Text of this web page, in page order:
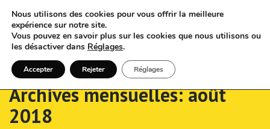
Archives mensuelles: août
2018
Nous utilisons des cookies pour vous offrir la meilleure
expérience sur notre site.
Vous pouvez en savoir plus sur les cookies que nous utilisons ou
les désactiver dans Réglages.
Accepter Rejeter Réglages